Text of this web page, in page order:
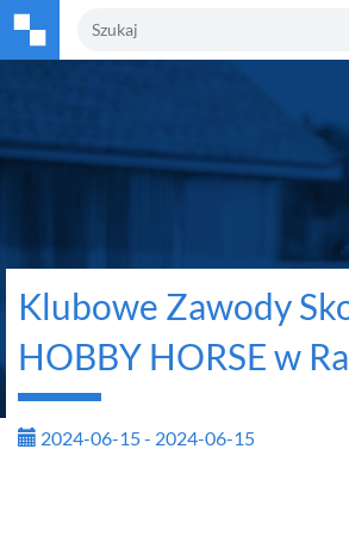
Klubowe Zawody
HOBBY HORSE w
2024-06-15 - 2024-06-15